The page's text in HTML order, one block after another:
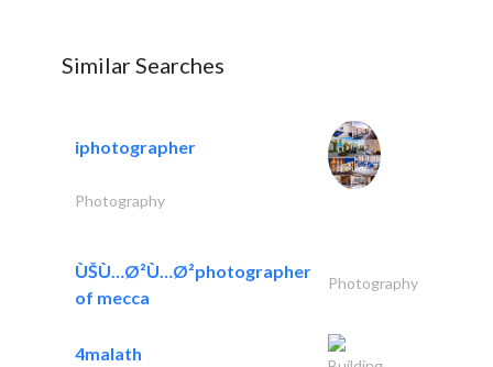
Similar Searches
iphotographer
Photography
ÙŠÙ…Ø²Ù…Ø²photographer
of mecca
Photography
4malath